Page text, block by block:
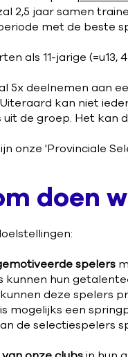
2,5 jaar samen
met de beste
als 11-jarige (=u13,
5x deelnemen aan
kan niet
de groep. Het kan
onze 'Provinciale
doen
spelers
kunnen hun
deze spelers
mogelijks een
de selectiespelers